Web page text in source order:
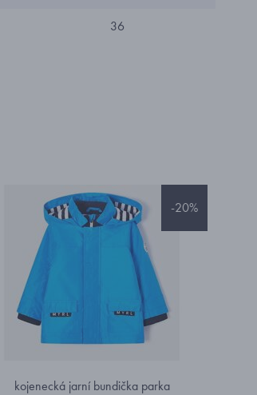
36
-20%
kojenecká jarní bundička parka